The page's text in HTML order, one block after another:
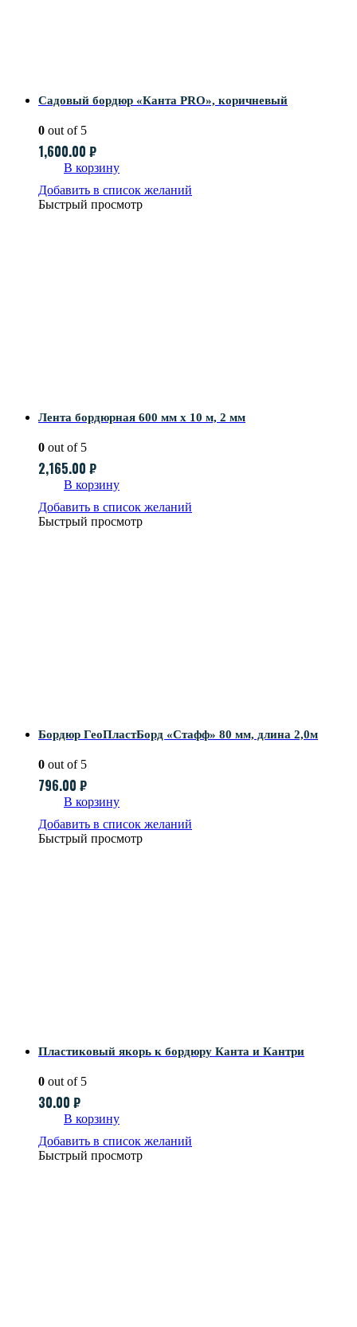
Садовый бордюр «Канта PRO», коричневый
0 out of 5
1,600.00 ₽
В корзину
Добавить в список желаний
Быстрый просмотр
Лента бордюрная 600 мм x 10 м, 2 мм
0 out of 5
2,165.00 ₽
В корзину
Добавить в список желаний
Быстрый просмотр
Бордюр ГеоПластБорд «Стафф» 80 мм, длина 2,0м
0 out of 5
796.00 ₽
В корзину
Добавить в список желаний
Быстрый просмотр
Пластиковый якорь к бордюру Канта и Кантри
0 out of 5
30.00 ₽
В корзину
Добавить в список желаний
Быстрый просмотр